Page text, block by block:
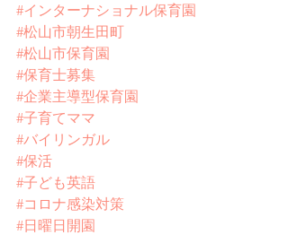
#インターナショナル保育園
#松山市朝生田町
#松山市保育園
#保育士募集
#企業主導型保育園
#子育てママ
#バイリンガル
#保活
#子ども英語
#コロナ感染対策
#日曜日開園